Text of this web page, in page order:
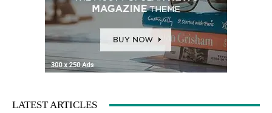
LATEST ARTICLES